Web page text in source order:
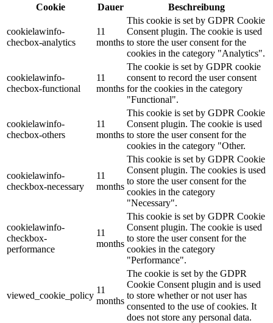
Cookie
Dauer Beschreibung
cookielawinfo-
checbox-analytics
11
months
This cookie is set by GDPR Cookie
Consent plugin. The cookie is used
to store the user consent for the
cookies in the category "Analytics".
cookielawinfo-
checbox-functional
11
months
The cookie is set by GDPR cookie
consent to record the user consent
for the cookies in the category
"Functional".
cookielawinfo-
checbox-others
11
months
This cookie is set by GDPR Cookie
Consent plugin. The cookie is used
to store the user consent for the
cookies in the category "Other.
cookielawinfo-
checkbox-necessary
11
months
This cookie is set by GDPR Cookie
Consent plugin. The cookies is used
to store the user consent for the
cookies in the category
"Necessary".
cookielawinfo-
checkbox-
performance
11
months
This cookie is set by GDPR Cookie
Consent plugin. The cookie is used
to store the user consent for the
cookies in the category
"Performance".
viewed_cookie_policy
11
months
The cookie is set by the GDPR
Cookie Consent plugin and is used
to store whether or not user has
consented to the use of cookies. It
does not store any personal data.